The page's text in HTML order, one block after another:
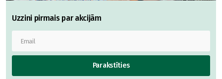
Uzzini pirmais par akcijām
Parakstīties